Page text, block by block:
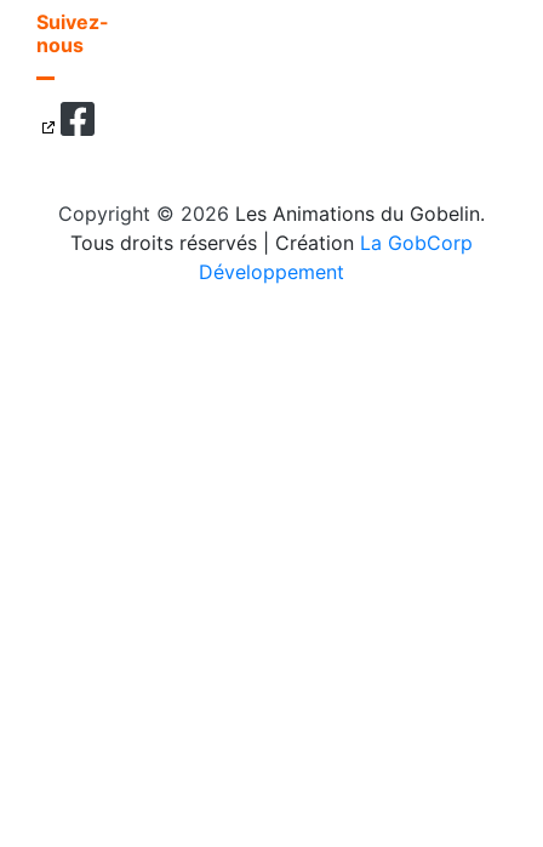
Suivez-
nous
Copyright © 2026 Les Animations du Gobelin.
Tous droits réservés
| Création La GobCorp
Développement